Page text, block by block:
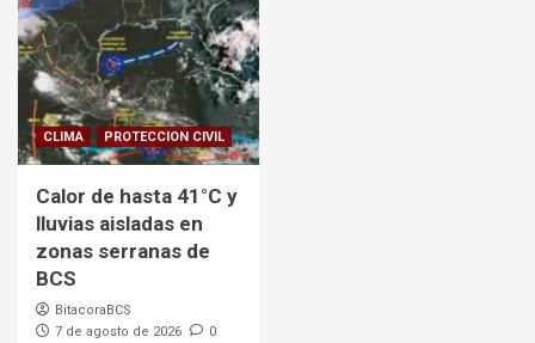
CLIMA PROTECCION CIVIL
Calor de hasta 41°C y
lluvias aisladas en
zonas serranas de
BCS
BitacoraBCS
7 de agosto de 2026
0